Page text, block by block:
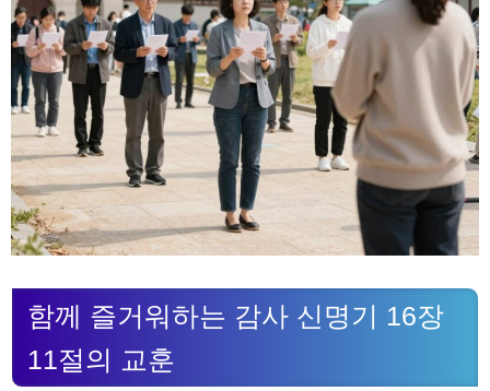
함께 즐거워하는 감사 신명기 16장
11절의 교훈